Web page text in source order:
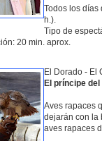
Todos los días
h.).
Tipo de
20 min. aprox.
El Dorado - El
El príncipe del
Aves rapaces
dejarán con la
aves rapaces